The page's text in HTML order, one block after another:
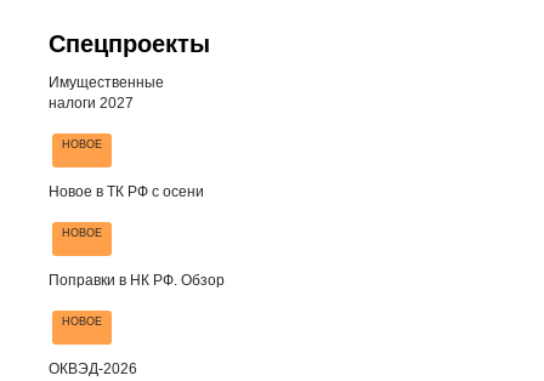
Спецпроекты
Имущественные
налоги 2027
НОВОЕ
Новое в ТК РФ с осени
НОВОЕ
Поправки в НК РФ. Обзор
НОВОЕ
ОКВЭД-2026